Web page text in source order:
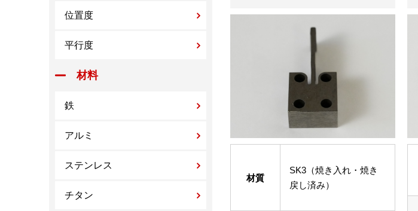
材質
SK3（焼き入れ・焼き
戻し済み）
位置度
平行度
材料
鉄
アルミ
ステンレス
チタン